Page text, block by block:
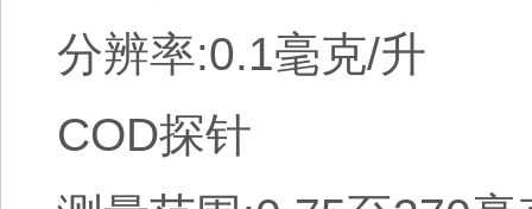
分辨率:0.1毫克/升
COD探针